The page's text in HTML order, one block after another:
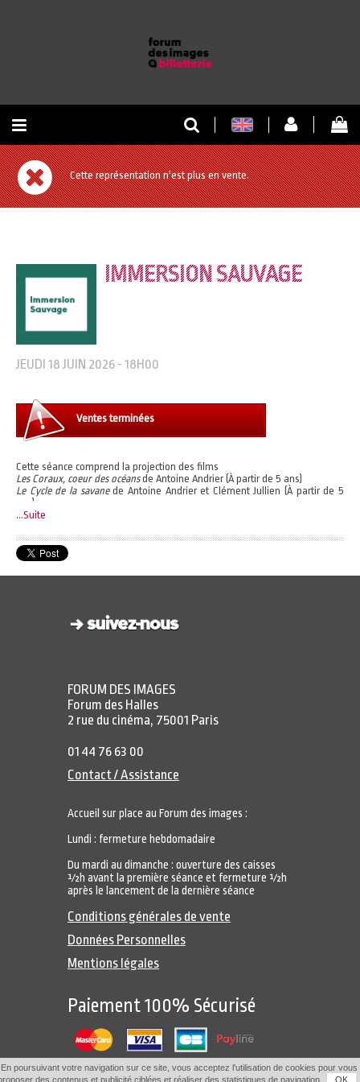
RETOUR À L'ACCUEIL
RETOUR AU SITE
Cette représentation n'est plus en vente.
IMMERSION SAUVAGE
JEUDI 18 JUIN 2026 - 18H00
Ventes terminées
Cette séance comprend la projection des films
Les Coraux, coeur des océansde Antoine Andrier (À partir de 5 ans)
Le Cycle de la savanede Antoine Andrier et Clément Jullien (À partir de 5
ans)
Amérique centrale, entre jungle et océan
Accès à l'expérience immersive à l'heure de votre choix.
Horaires d'ouverture :
https://www.forumdesimages.fr/faq-immersion-sauvage#23068
...Suite
FORUM DES IMAGES
Forum des Halles
2 rue du cinéma, 75001 Paris
01 44 76 63 00
Contact / Assistance
Accueil sur place au Forum des images :
Lundi : fermeture hebdomadaire
Du mardi au dimanche : ouverture des caisses
½h avant la première séance et fermeture ½h
après le lancement de la dernière séance
Conditions générales de vente
Données Personnelles
Mentions légales
Paiement 100% Sécurisé
En poursuivant votre navigation sur ce site, vous acceptez l'utilisation de cookies pour vous
des contenus et publicité ciblées et réaliser des statistiques de navigation.
OK